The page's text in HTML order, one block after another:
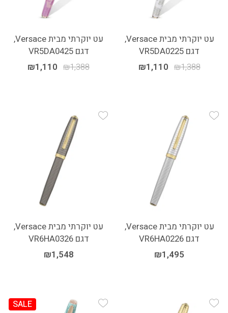
עט יוקרתי מבית Versace,
דגם VR5DA0225
₪1,388
₪1,110
עט יוקרתי מבית Versace,
דגם VR5DA0425
₪1,388
₪1,110
Add Wishlist
עט יוקרתי מבית Versace,
דגם VR6HA0226
₪1,495
Add Wishlist
עט יוקרתי מבית Versace,
דגם VR6HA0326
₪1,548
SALE